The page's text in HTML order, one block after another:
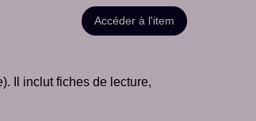
Accéder à l'item
Il inclut fiches de lecture,